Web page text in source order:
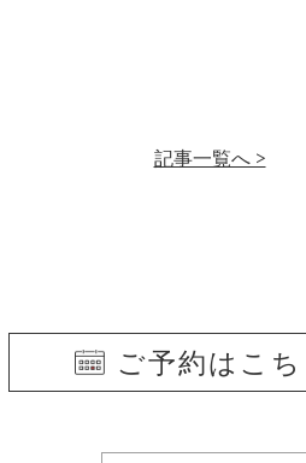
記事一覧へ >
ご予約はこち